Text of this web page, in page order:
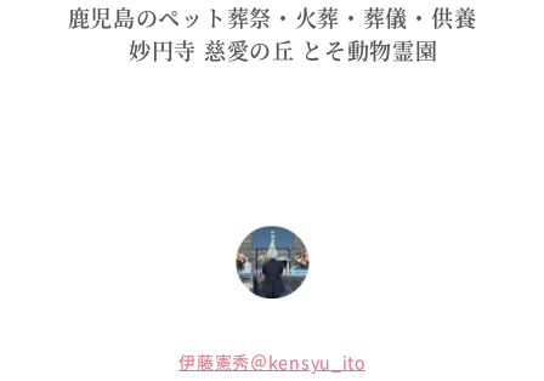
鹿児島のペット葬祭・火葬・葬儀・供養
妙円寺 慈愛の丘 とそ動物霊園
伊藤憲秀＠kensyu_ito